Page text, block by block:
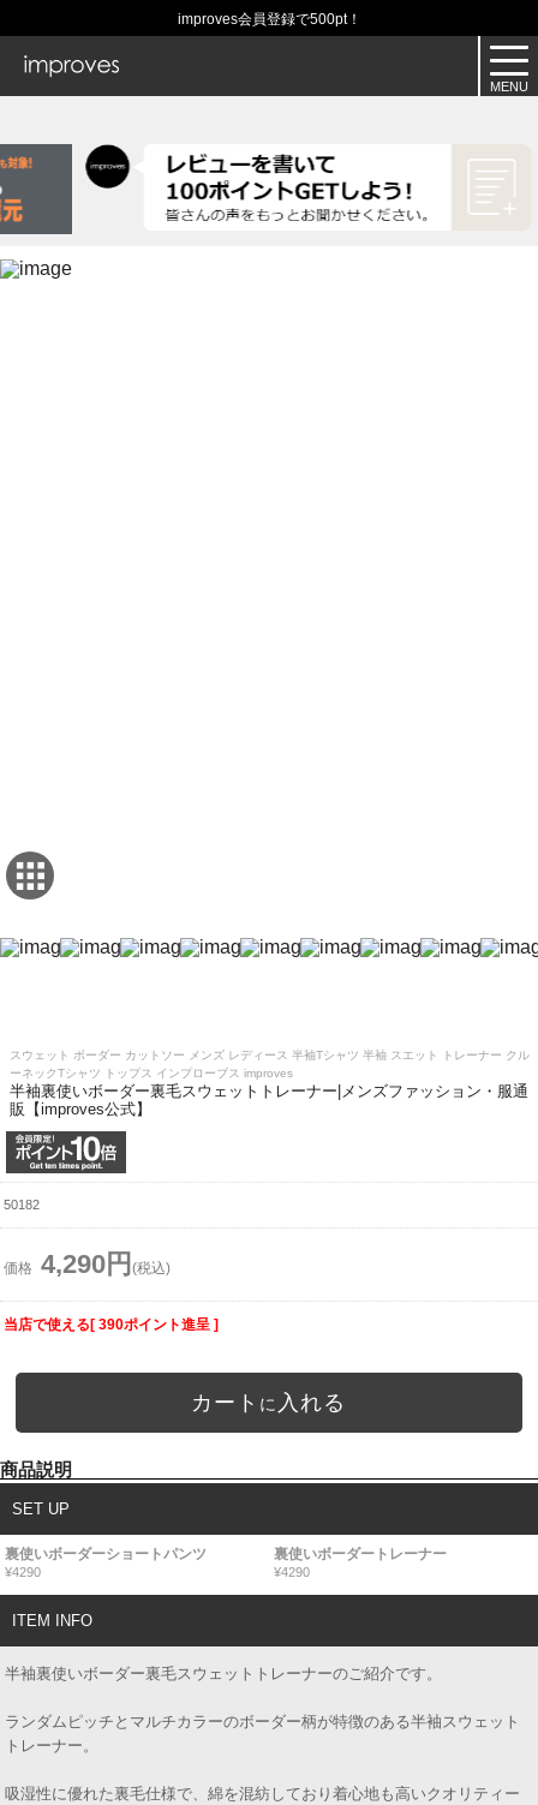
improves会員登録で500pt！
スウェット ボーダー カットソー メンズ レディース 半袖Tシャツ 半袖 スエット トレーナー クル
ーネックTシャツ トップス インプローブス improves
半袖裏使いボーダー裏毛スウェットトレーナー|メンズファッション・服通
販【improves公式】
50182
価格 4,290円 (税込)
当店で使える[ 390ポイント進呈 ]
カート に 入れる
商品説明
SET UP
裏使いボーダーショートパンツ
¥4290
裏使いボーダートレーナー
¥4290
ITEM INFO
半袖裏使いボーダー裏毛スウェットトレーナーのご紹介です。
ランダムピッチとマルチカラーのボーダー柄が特徴のある半袖スウェット
トレーナー。
吸湿性に優れた裏毛仕様で、綿を混紡しており着心地も高いクオリティー